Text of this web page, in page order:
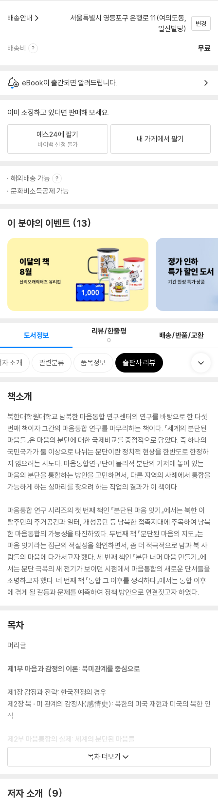
배송안내
서울특별시 영등포구 은행로 11(여의도동,
일신빌딩)
변경
배송비 무료
eBook이 출간되면 알려드립니다.
이미 소장하고 있다면 판매해 보세요.
예스24에 팔기
바이백 신청 불가
내 가게에서 팔기
해외배송 가능
문화비소득공제 가능
이 분야의 이벤트 13
도서정보 리뷰/한줄평
0 배송/반품/교환
자 소개 관련분류 품목정보 출판사 리뷰
책소개
북한대학원대학교 남북한 마음통합 연구센터의 연구를 바탕으로 한 다섯
번째 책이자 그간의 마음통합 연구를 마무리하는 책이다. 『세계의 분단된
마음들』은 마음의 분단에 대한 국제비교를 중점적으로 담았다. 즉 하나의
국민국가가 둘 이상으로 나뉘는 분단이란 정치적 현상을 한반도로 한정하
지 않으려는 시도다. 마음통합연구단이 물리적 분단의 기저에 놓여 있는
마음의 분단을 통합하는 방안을 고민하면서, 다른 지역의 사례에서 통합을
가능하게 하는 실마리를 찾으려 하는 작업의 결과가 이 책이다
마음통합 연구 시리즈의 첫 번째 책인 『분단된 마음 잇기』에서는 북한 이
탈주민의 주거공간과 일터, 개성공단 등 남북한 접촉지대에 주목하여 남북
한 마음통합의 가능성을 타진하였다. 두번째 책 『분단된 마음의 지도』는
마음 잇기라는 접근의 적실성을 확인하면서, 좀 더 적극적으로 남과 북 사
람들의 마음에 다가서고자 했다. 세 번째 책인 『분단 너머 마음 만들기』에
서는 분단 극복의 새 전기가 보이던 시점에서 마음통합의 새로운 단서들을
조명하고자 했다. 네 번째 책 『통합 그 이후를 생각하다』에서는 통합 이후
에 겪게 될 갈등과 문제를 예측하여 정책 방안으로 연결짓고자 하였다.
목차
머리글
제1부 마음과 감정의 이론: 북미관계를 중심으로
제1장 감정과 전략: 한국전쟁의 경우
제2장 북 · 미 관계의 감정사(感情史): 북한의 미국 재현과 미국의 북한 인
식
제2부 마음통합의 실제: 세계의 분단된 마음들
제3장 독일 통일 30주년과 사회통합: 이주민에 대한 동-서독 지역 차이와
제5장 아프리카인들의 갈등과 통합: 과도기 정의와 국제인도주의 시선
목차 더보기
저자 소개 9